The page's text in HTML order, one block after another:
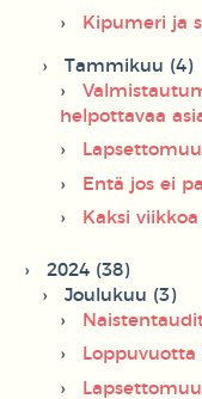
Kipumeri ja
Tammikuu (4)
helpottavaa
Entä jos ei
Kaksi
2024 (38)
Joulukuu (3)